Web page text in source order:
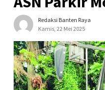
Redaksi Banten Raya
Kamis, 22 Mei 2025